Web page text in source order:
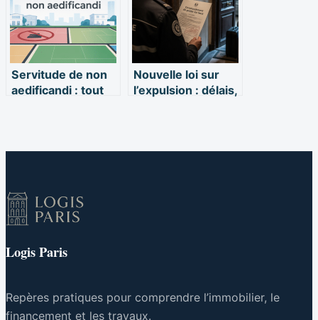
Servitude de non
aedificandi : tout
Nouvelle loi sur
l’expulsion : délais,
Logis Paris
Repères pratiques pour comprendre l’immobilier, le
financement et les travaux.